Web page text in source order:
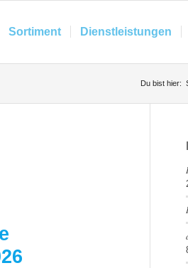
Sortiment Dienstleistungen
Du bist hier: